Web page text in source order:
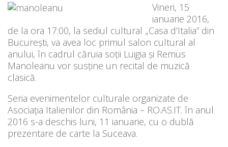
Vineri, 15
ianuarie 2016,
de la ora 17:00, la sediul cultural „Casa d’Italia” din
București, va avea loc primul salon cultural al
anului, în cadrul căruia soții Luigia și Remus
Manoleanu vor susține un recital de muzică
clasică.
Seria evenimentelor culturale organizate de
Asociația Italienilor din România – RO.AS.IT. în anul
2016 s-a deschis luni, 11 ianuarie, cu o dublă
prezentare de carte la Suceava.